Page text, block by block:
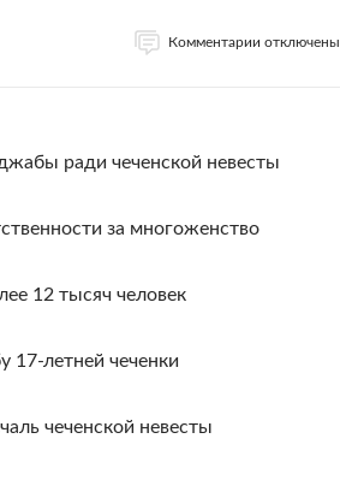
Комментарии отключены
ради чеченской невесты
за многоженство
12 тысяч человек
17-летней чеченки
чеченской невесты